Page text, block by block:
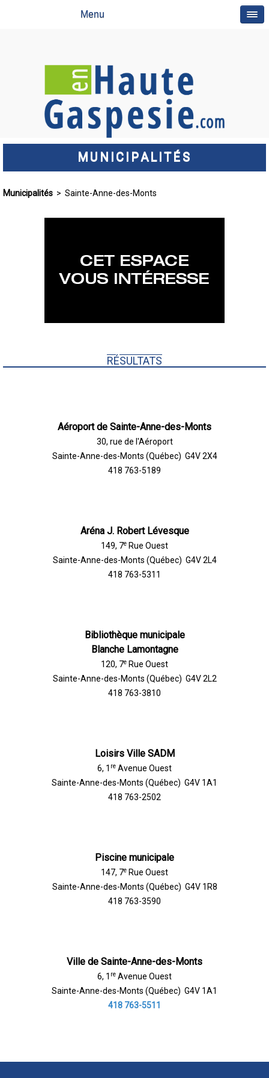
Menu
MUNICIPALITÉS
Municipalités > Sainte-Anne-des-Monts
RÉSULTATS
Aéroport de Sainte-Anne-des-Monts
30, rue de l'Aéroport
Sainte-Anne-des-Monts (Québec) G4V 2X4
418 763-5189
Aréna J. Robert Lévesque
149, 7e Rue Ouest
Sainte-Anne-des-Monts (Québec) G4V 2L4
418 763-5311
Bibliothèque municipale
Blanche Lamontagne
120, 7e Rue Ouest
Sainte-Anne-des-Monts (Québec) G4V 2L2
418 763-3810
Loisirs Ville SADM
6, 1 re Avenue Ouest
Sainte-Anne-des-Monts (Québec) G4V 1A1
418 763-2502
Piscine municipale
147, 7e Rue Ouest
Sainte-Anne-des-Monts (Québec) G4V 1R8
418 763-3590
Ville de Sainte-Anne-des-Monts
6, 1 re Avenue Ouest
Sainte-Anne-des-Monts (Québec) G4V 1A1
418 763-5511